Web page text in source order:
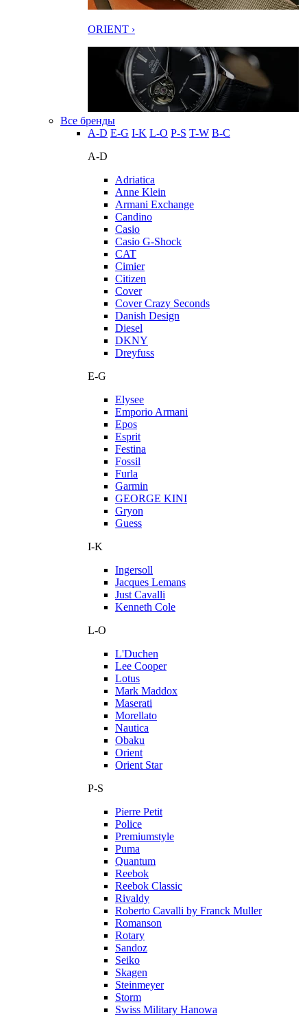
ORIENT ›
Все бренды
A-D E-G I-K L-O P-S T-W В-С
A-D
Adriatica
Anne Klein
Armani Exchange
Candino
Casio
Casio G-Shock
CAT
Cimier
Citizen
Cover
Cover Crazy Seconds
Danish Design
Diesel
DKNY
Dreyfuss
E-G
Elysee
Emporio Armani
Epos
Esprit
Festina
Fossil
Furla
Garmin
GEORGE KINI
Gryon
Guess
I-K
Ingersoll
Jacques Lemans
Just Cavalli
Kenneth Cole
L-O
L'Duchen
Lee Cooper
Lotus
Mark Maddox
Maserati
Morellato
Nautica
Obaku
Orient
Orient Star
P-S
Pierre Petit
Police
Premiumstyle
Puma
Quantum
Reebok
Reebok Classic
Rivaldy
Roberto Cavalli by Franck Muller
Romanson
Rotary
Sandoz
Seiko
Skagen
Steinmeyer
Storm
Swiss Military Hanowa